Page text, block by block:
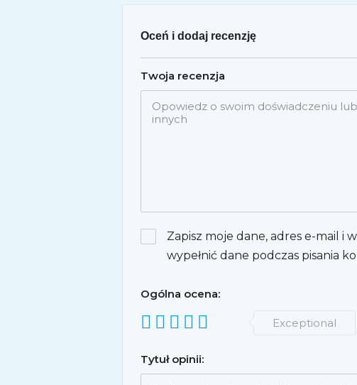
Oceń i dodaj recenzję
Twoja recenzja
Zapisz moje dane, adres e-mail i
wypełnić dane podczas pisania
Ogólna ocena:
Exceptional
Tytuł opinii: